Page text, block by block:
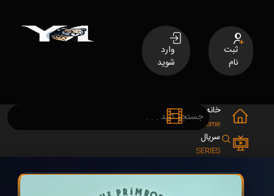
ثبت
نام
وارد
شوید
خانه
Home
سریال
SERIES